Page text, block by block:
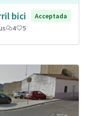
bici
Acceptada
4 5